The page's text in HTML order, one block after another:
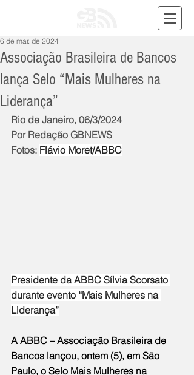
Associação Brasileira de Bancos
lança Selo “Mais Mulheres na
Liderança”
6 de mar. de 2024
Rio de Janeiro, 06/3/2024
Por Redação GBNEWS
Fotos: Flávio Moret/ABBC
Presidente da ABBC Sílvia Scorsato
durante evento “Mais Mulheres na
Liderança”
A ABBC – Associação Brasileira de
Bancos lançou, ontem (5), em São
Paulo, o Selo Mais Mulheres na